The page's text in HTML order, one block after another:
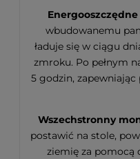
wbudowanemu
ładuje się w ciągu
zmroku. Po pełnym
5 godzin, zapewniając
Wszechstronny
postawić na stole,
ziemię za pomocą